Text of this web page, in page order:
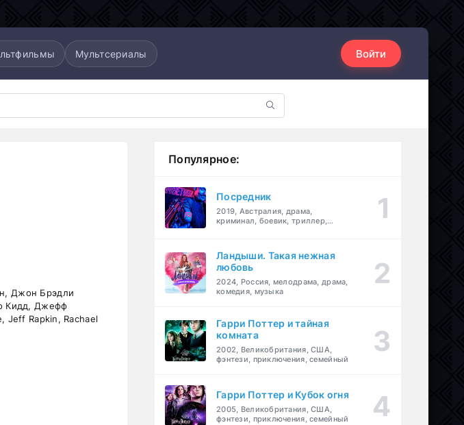
Мультсериалы Войти
Джон Брэдли
Кидд, Джефф
Jeff Rapkin, Rachael
Популярное:
Посредник
2019, Австралия, драма,
криминал, боевик, триллер,
Ландыши. Такая нежная
любовь
2024, Россия, мелодрама, драма,
комедия, музыка
Гарри Поттер и тайная
комната
2002, Великобритания, США,
фэнтези, приключения, семейный
Гарри Поттер и Кубок огня
2005, Великобритания, США,
фэнтези, приключения, семейный